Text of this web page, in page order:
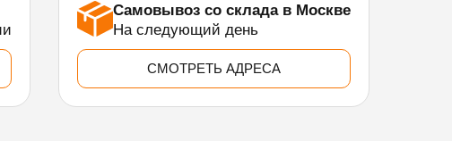
Самовывоз со склада в Москве
На следующий день
СМОТРЕТЬ АДРЕСА